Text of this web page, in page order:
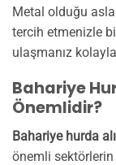
Metal olduğu
tercih etmenizle
ulaşmanız
Bahariye
Önemlidir?
Bahariye hurda
önemli sektörlerin